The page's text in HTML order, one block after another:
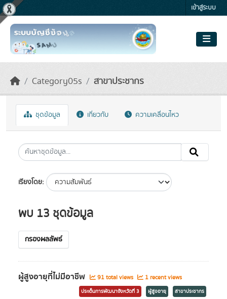
Skip to main content เข้าสู่ระบบ
Category05s สาขาประชากร
ชุดข้อมูล เกี่ยวกับ ความเคลื่อนไหว
เรียงโดย
พบ 13 ชุดข้อมูล
กรองผลลัพธ์
ผู้สูงอายุที่ไม่มีอาชีพ 91 total views 1 recent views
ประเด็นการพัฒนาจังหวัดที่ 3 ผู้สูงอายุ สาขาประชากร